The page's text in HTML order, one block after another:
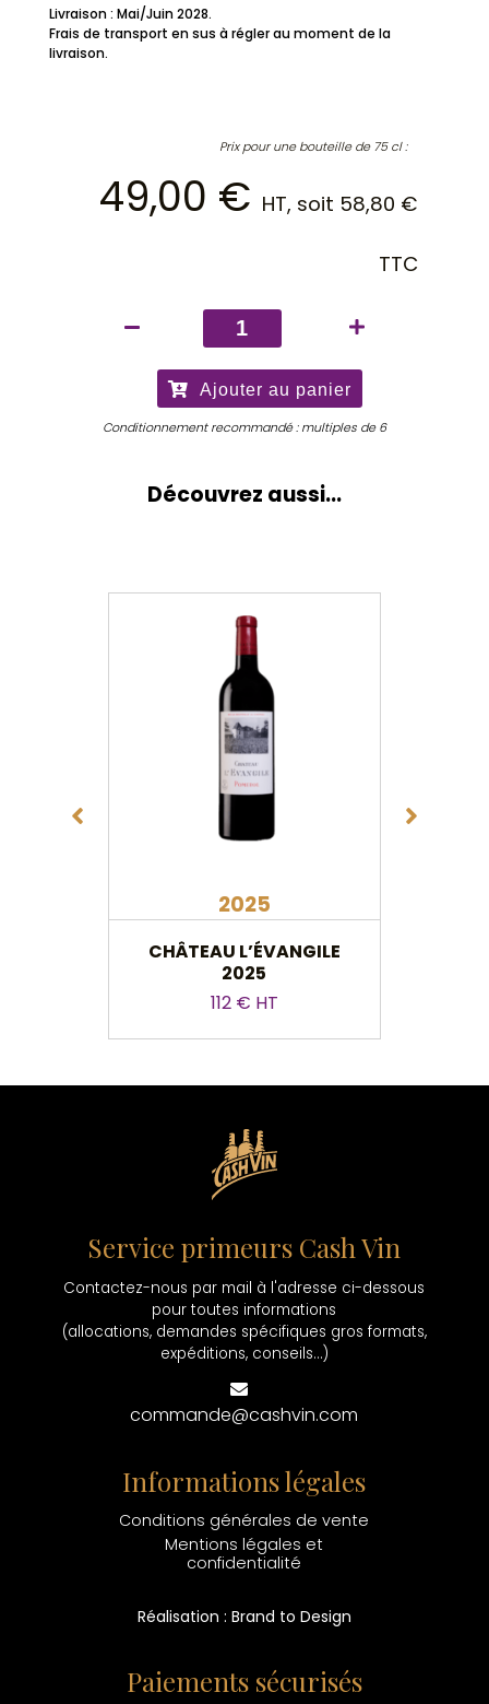
Livraison : Mai/Juin 2028.
Frais de transport en sus à régler au moment de la
livraison.
Prix pour une bouteille de 75 cl :
49,00 € HT, soit 58,80 €
TTC
quantité
de
Château
Nénin
2025
Ajouter au panier
Conditionnement recommandé : multiples de 6
Découvrez aussi...
2025
CHÂTEAU L’ÉVANGILE
2025
112 € HT
Service primeurs Cash Vin
Contactez-nous par mail à l'adresse ci-dessous
pour toutes informations
(allocations, demandes spécifiques gros formats,
expéditions, conseils...)
commande@cashvin.com
Informations légales
Conditions générales de vente
Mentions légales et
confidentialité
Réalisation : Brand to Design
Paiements sécurisés